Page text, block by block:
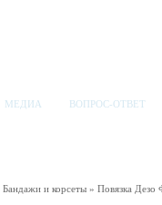
МЕДИА ВОПРОС-ОТВЕТ
Бандажи и корсеты » Повязка Дезо